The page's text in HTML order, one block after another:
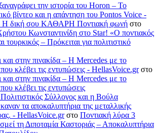
την ιστορία του Horon – Το
βίντεο και η απάντηση του Pontos Voice -
H δική σου ΚΑΘΑΡΗ Ποντιακή φωνή στο
Κωνσταντινίδη στο Star! «Ο ποντιακός
τουρκικός – Πρόκειται για πολιτιστικό
και στην πινακίδα – Η Mercedes με το
κλέβει τις εντυπώσεις - HellasVoice.grστο
και στην πινακίδα – Η Mercedes με το
κλέβει τις εντυπώσεις
Σύλλογος και η Βούλα
τα αποκαλυπτήρια της μεταλλικής
- HellasVoice.grστο Ποντιακή λύρα 3
τη Διποταμία Καστοριάς – Αποκαλυπτήρια